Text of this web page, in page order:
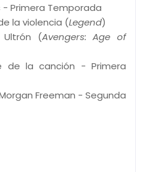
- Primera Temporada
la violencia (Legend)
Ultrón (Avengers: Age of
de la canción - Primera
Freeman - Segunda